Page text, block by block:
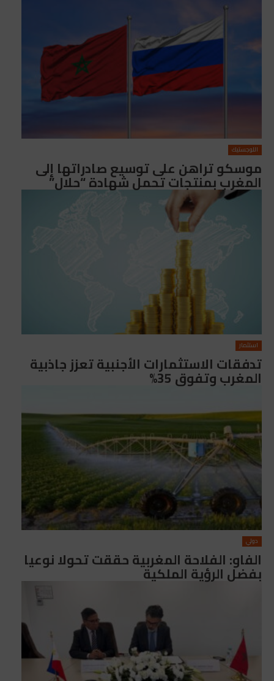
اللوجستيك
موسكو تراهن على توسيع صادراتها إلى
المغرب بمنتجات تحمل شهادة “حلال”
استثمار
تدفقات الاستثمارات الأجنبية تعزز جاذبية
المغرب وتفوق 35%
دولي
الفاو: الفلاحة المغربية حققت تحولا نوعيا
بفضل الرؤية الملكية